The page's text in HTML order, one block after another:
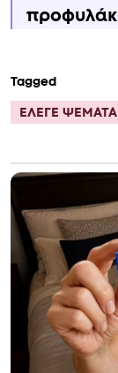
Tagged
ΕΛΕΓΕ